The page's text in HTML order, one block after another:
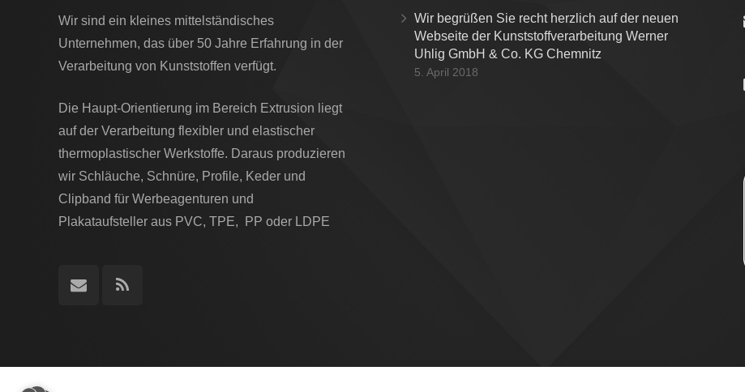
Wir sind ein kleines mittelständisches
Unternehmen, das über 50 Jahre Erfahrung in der
Verarbeitung von Kunststoffen verfügt.
Die Haupt-Orientierung im Bereich Extrusion liegt
auf der Verarbeitung flexibler und elastischer
thermoplastischer Werkstoffe. Daraus produzieren
wir Schläuche, Schnüre, Profile, Keder und
Clipband für Werbeagenturen und
Plakataufsteller aus PVC, TPE, PP oder LDPE
Wir begrüßen Sie recht herzlich auf der neuen
Webseite der Kunststoffverarbeitung Werner
Uhlig GmbH & Co. KG Chemnitz
5. April 2018